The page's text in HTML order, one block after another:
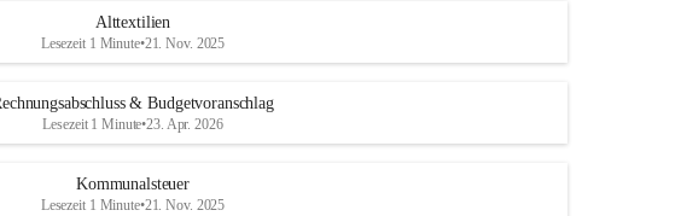
Alttextilien
Lesezeit 1 Minute•21. Nov. 2025
& Budgetvoranschlag
Lesezeit 1 Minute•23. Apr. 2026
Kommunalsteuer
Lesezeit 1 Minute•21. Nov. 2025